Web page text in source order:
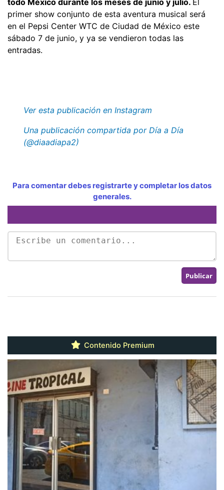
primer show conjunto de esta aventura musical será
en el Pepsi Center WTC de Ciudad de México este
sábado 7 de junio, y ya se vendieron todas las
entradas.
Ver esta publicación en Instagram
Una publicación compartida por Día a Día
(@diaadiapa2)
Para comentar debes registrarte y completar los datos
generales.
Contenido Premium